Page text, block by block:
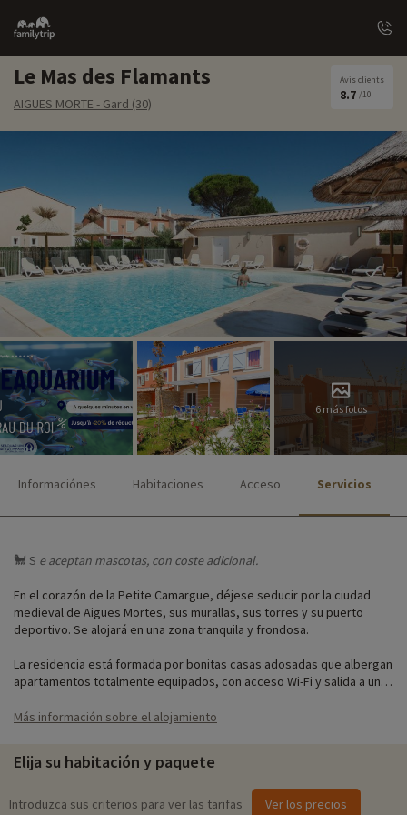
Family
trip
Le Mas des Flamants
AIGUES MORTE - Gard (30)
Avis clients
8.7 /10
6 más fotos
Informaciónes Habitaciones Acceso Servicios
🐩 S e aceptan mascotas, con coste adicional.
En el corazón de la Petite Camargue, déjese seducir por la ciudad
medieval de Aigues Mortes, sus murallas, sus torres y su puerto
deportivo. Se alojará en una zona tranquila y frondosa.
La residencia está formada por bonitas casas adosadas que albergan
apartamentos totalmente equipados, con acceso Wi-Fi y salida a un
lavandería (con cargo) y aparcamiento al aire libre. Los apartamentos
Más información sobre el alojamiento
Elija su habitación y paquete
Introduzca sus criterios para ver las tarifas Ver los precios